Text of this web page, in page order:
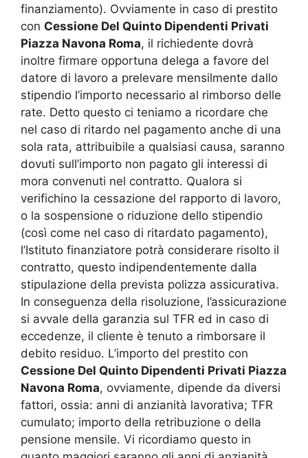
finanziamento). Ovviamente in caso di prestito
con Cessione Del Quinto Dipendenti Privati
Piazza Navona Roma, il richiedente dovrà
inoltre firmare opportuna delega a favore del
datore di lavoro a prelevare mensilmente dallo
stipendio l’importo necessario al rimborso delle
rate. Detto questo ci teniamo a ricordare che
nel caso di ritardo nel pagamento anche di una
sola rata, attribuibile a qualsiasi causa, saranno
dovuti sull’importo non pagato gli interessi di
mora convenuti nel contratto. Qualora si
verifichino la cessazione del rapporto di lavoro,
o la sospensione o riduzione dello stipendio
(così come nel caso di ritardato pagamento),
l’Istituto finanziatore potrà considerare risolto il
contratto, questo indipendentemente dalla
stipulazione della prevista polizza assicurativa.
In conseguenza della risoluzione, l’assicurazione
si avvale della garanzia sul TFR ed in caso di
eccedenze, il cliente è tenuto a rimborsare il
debito residuo. L’importo del prestito con
Cessione Del Quinto Dipendenti Privati Piazza
Navona Roma, ovviamente, dipende da diversi
fattori, ossia: anni di anzianità lavorativa; TFR
cumulato; importo della retribuzione o della
pensione mensile. Vi ricordiamo questo in